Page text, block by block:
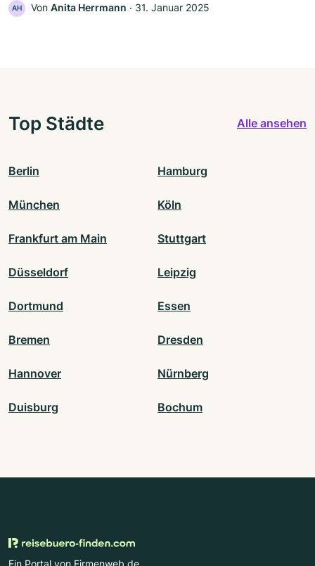
AH Von Anita Herrmann ‧ 31. Januar 2025
Top Städte Alle ansehen
Berlin Hamburg
München Köln
Frankfurt am Main Stuttgart
Düsseldorf Leipzig
Dortmund Essen
Bremen Dresden
Hannover Nürnberg
Duisburg Bochum
Ein Portal von Firmenweb.de